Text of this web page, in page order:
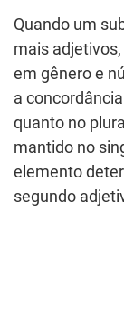
Quando um
mais
em gênero e
a
quanto no
mantido no
elemento
segundo